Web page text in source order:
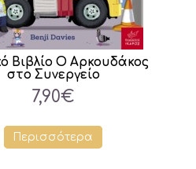
Βιβλίο Ο Aρκουδάκος
στο Συνεργείο
7,90€
Περισσότερα